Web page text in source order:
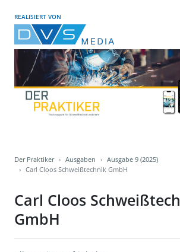
REALISIERT VON
Der Praktiker Ausgaben
Ausgabe 9 (2025)
Carl Cloos Schweißtechnik GmbH
Carl Cloos
GmbH